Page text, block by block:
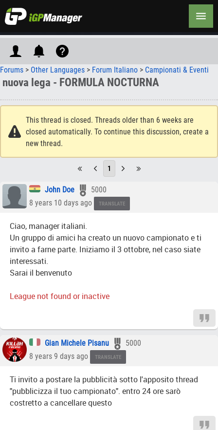
Forums > Other Languages > Forum Italiano > Campionati & Eventi
nuova lega - FORMULA NOCTURNA
This thread is closed. Threads older than 6 weeks are
closed automatically. To continue this discussion, create a
new thread.
1
John Doe
5000
8 years 10 days ago
TRANSLATE
Ciao, manager italiani.
Un gruppo di amici ha creato un nuovo campionato e ti
invito a farne parte. Iniziamo il 3 ottobre, nel caso siate
interessati.
Sarai il benvenuto
League not found or inactive
Gian Michele Pisanu
5000
8 years 9 days ago
TRANSLATE
Ti invito a postare la pubblicità sotto l'apposito thread
"pubblicizza il tuo campionato". entro 24 ore sarò
costretto a cancellare questo